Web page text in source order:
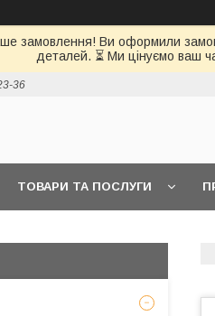
замовлення! Ви оформили
деталей. ⏳ Ми цінуємо ваш
36
ТОВАРИ ТА ПОСЛУГИ